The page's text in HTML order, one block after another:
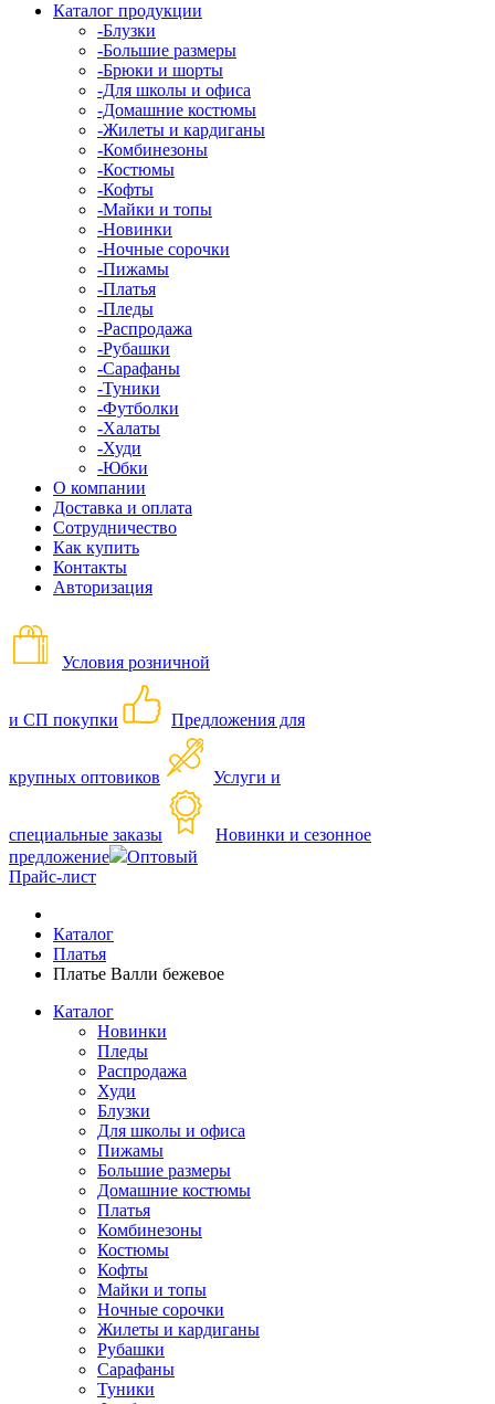
Каталог продукции
-Блузки
-Большие размеры
-Брюки и шорты
-Для школы и офиса
-Домашние костюмы
-Жилеты и кардиганы
-Комбинезоны
-Костюмы
-Кофты
-Майки и топы
-Новинки
-Ночные сорочки
-Пижамы
-Платья
-Пледы
-Распродажа
-Рубашки
-Сарафаны
-Туники
-Футболки
-Халаты
-Худи
-Юбки
О компании
Доставка и оплата
Сотрудничество
Как купить
Контакты
Авторизация
Условия розничной
и СП покупки Предложения для
крупных оптовиков Услуги и
специальные заказы
Новинки и сезонное
предложение
Оптовый
Прайс-лист
Каталог
Платья
Платье Валли бежевое
Каталог
Новинки
Пледы
Распродажа
Худи
Блузки
Для школы и офиса
Пижамы
Большие размеры
Домашние костюмы
Платья
Комбинезоны
Костюмы
Кофты
Майки и топы
Ночные сорочки
Жилеты и кардиганы
Рубашки
Сарафаны
Туники